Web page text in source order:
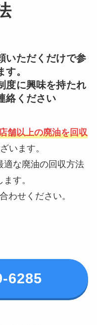
いただくだけで参
す。
度に興味を持たれ
絡ください
舗以上の廃油を回収
います。
適な廃油の回収方法
す。
わせください。
6285